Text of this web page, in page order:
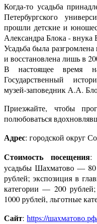
Когда-то усадьба
Петербургского
прошли детские и
Александра Блока - внука
Усадьба была
и восстановлена лишь в
В настоящее время
Государственный
музей-заповедник А.А.
Приезжайте, чтобы
полюбоваться
Адрес: городской округ
Стоимость посещения:
усадьбы Шахматово — 80
рублей; экспозиция в
категории — 200
1000 рублей, льготные
Сайт: https://